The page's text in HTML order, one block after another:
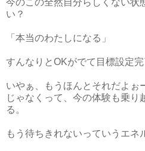
い？
「本当のわたしになる」
すんなりとOKがでて目標設定完
いやぁ、もうほんとそれだよぉ
じゃなくって、今の体験も乗り
る。
もう待ちきれないっていうエネ